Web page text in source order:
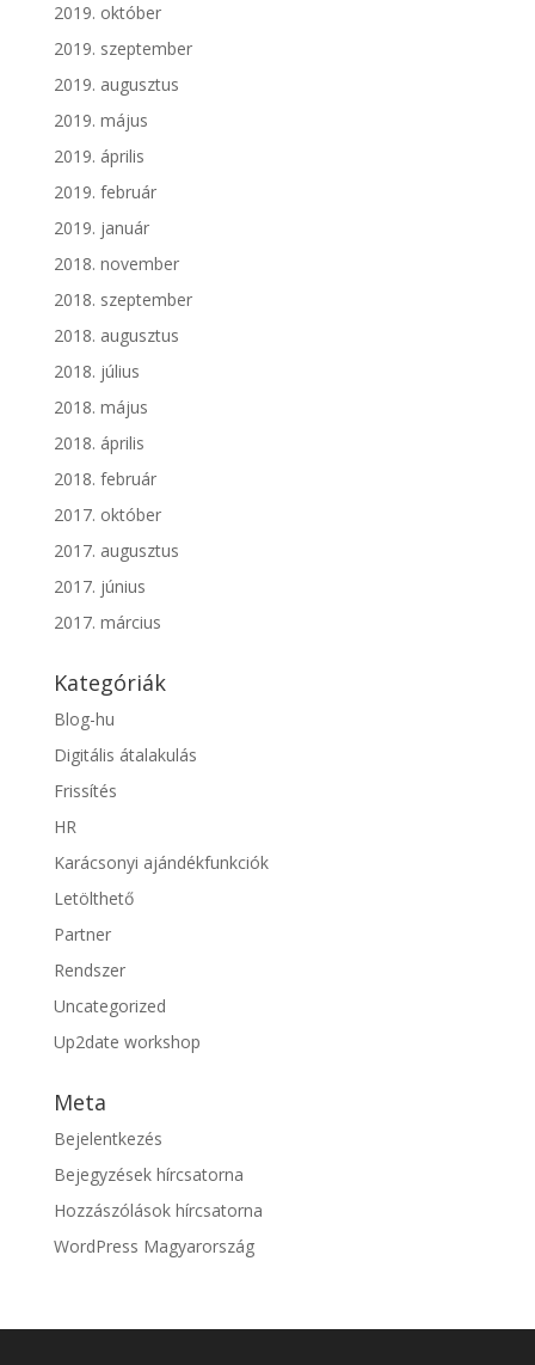
2019. október
2019. szeptember
2019. augusztus
2019. május
2019. április
2019. február
2019. január
2018. november
2018. szeptember
2018. augusztus
2018. július
2018. május
2018. április
2018. február
2017. október
2017. augusztus
2017. június
2017. március
Kategóriák
Blog-hu
Digitális átalakulás
Frissítés
HR
Karácsonyi ajándékfunkciók
Letölthető
Partner
Rendszer
Uncategorized
Up2date workshop
Meta
Bejelentkezés
Bejegyzések hírcsatorna
Hozzászólások hírcsatorna
WordPress Magyarország